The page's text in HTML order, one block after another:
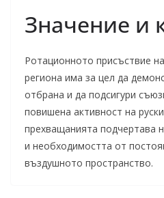
Значение и
Ротационното присъствие
региона има за цел да
отбрана и да подсигури
повишена активност на
прехващанията подчертава
и необходимостта от
въздушното пространство.